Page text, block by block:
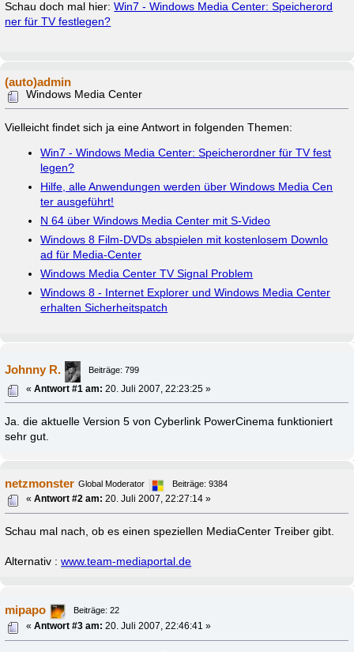
Schau doch mal hier:Win7 - Windows Media Center: Speicherord
ner für TV festlegen?
(auto)admin
Windows Media Center
Vielleicht findet sich ja eine Antwort in folgenden Themen:
Win7 - Windows Media Center: Speicherordner für TV fest
legen?
Hilfe, alle Anwendungen werden über Windows Media Cen
ter ausgeführt!
N 64 über Windows Media Center mit S-Video
Windows 8 Film-DVDs abspielen mit kostenlosem Downlo
ad für Media-Center
Windows Media Center TV Signal Problem
Windows 8 - Internet Explorer und Windows Media Center
erhalten Sicherheitspatch
Johnny R.
Beiträge: 799
«Antwort #1 am: 20. Juli 2007, 22:23:25 »
Ja. die aktuelle Version 5 von Cyberlink PowerCinema funktioniert
sehr gut.
netzmonster Global Moderator
Beiträge: 9384
«Antwort #2 am: 20. Juli 2007, 22:27:14 »
Schau mal nach, ob es einen speziellen MediaCenter Treiber gibt.
Alternativ :www.team-mediaportal.de
mipapo
Beiträge: 22
«Antwort #3 am: 20. Juli 2007, 22:46:41 »